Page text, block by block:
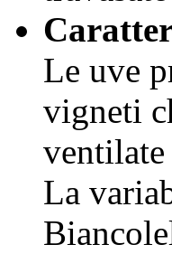
Le uve
vigneti
La